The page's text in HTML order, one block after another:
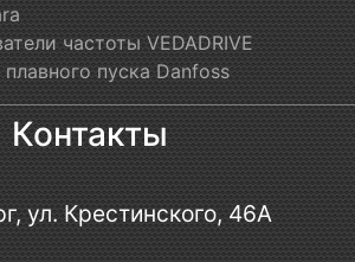
частоты VEDADRIVE
пуска Danfoss
Контакты
ул. Крестинского, 46А